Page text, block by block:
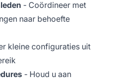
- Coördineer met
naar behoefte
kleine configuraties uit
- Houd u aan